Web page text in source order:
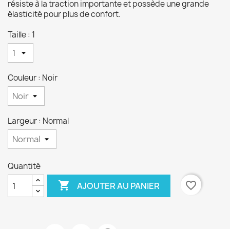
résiste à la traction importante et possède une grande
élasticité pour plus de confort.
Taille : 1
Couleur : Noir
Largeur : Normal
Quantité
 AJOUTER AU PANIER favorite_border